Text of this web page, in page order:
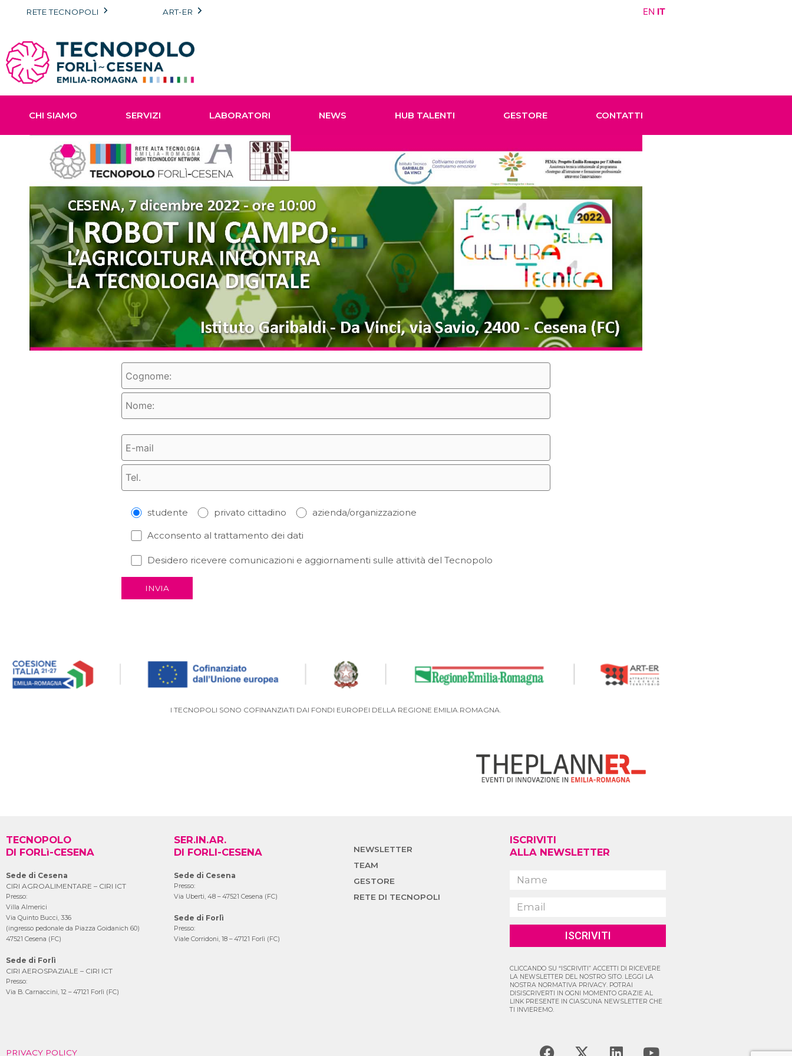
RETE TECNOPOLI ART-ER EN IT
CHI SIAMO SERVIZI LABORATORI NEWS HUB TALENTI GESTORE CONTATTI
studente privato cittadino azienda/organizzazione
Acconsento al trattamento dei dati
Desidero ricevere comunicazioni e aggiornamenti sulle attività del Tecnopolo
I TECNOPOLI SONO COFINANZIATI DAI FONDI EUROPEI DELLA REGIONE EMILIA.ROMAGNA.
TECNOPOLO
DI FORLì-CESENA
Sede di Cesena
CIRI AGROALIMENTARE – CIRI ICT
Presso:
Villa Almerici
Via Quinto Bucci, 336
(ingresso pedonale da Piazza Goidanich 60)
47521 Cesena (FC)
Sede di Forlì
CIRI AEROSPAZIALE – CIRI ICT
Presso:
Via B. Carnaccini, 12 – 47121 Forlì (FC)
SER.IN.AR.
DI FORLI-CESENA
Sede di Cesena
Presso:
Via Uberti, 48 – 47521 Cesena (FC)
Sede di Forlì
Presso:
Viale Corridoni, 18 – 47121 Forlì (FC)
NEWSLETTER
TEAM
GESTORE
RETE DI TECNOPOLI
ISCRIVITI
ALLA NEWSLETTER
ISCRIVITI
CLICCANDO SU “ISCRIVITI” ACCETTI DI RICEVERE
LA NEWSLETTER DEL NOSTRO SITO. LEGGI LA
NOSTRA NORMATIVA PRIVACY. POTRAI
DISISCRIVERTI IN OGNI MOMENTO GRAZIE AL
LINK PRESENTE IN CIASCUNA NEWSLETTER CHE
TI INVIEREMO.
PRIVACY POLICY
F
X
L
Y